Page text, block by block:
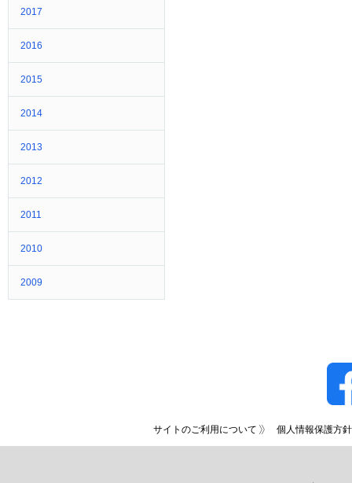
2017
2016
2015
2014
2013
2012
2011
2010
2009
サイトのご利用について 個人情報保護方針